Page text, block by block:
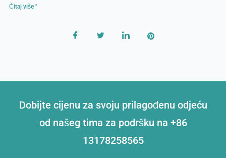
Čitaj više "
Dobijte cijenu za svoju prilagođenu odjeću
od našeg tima za podršku na +86
13178258565